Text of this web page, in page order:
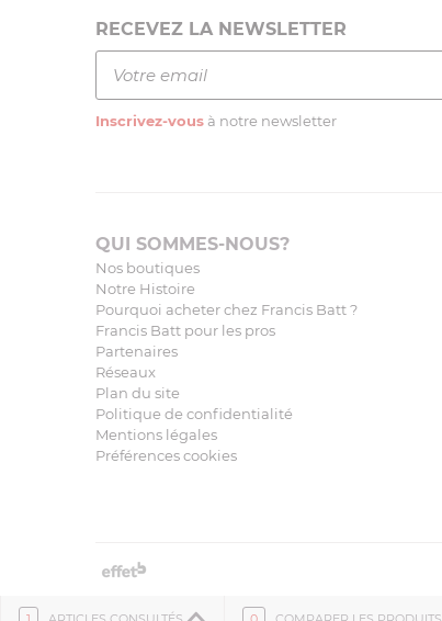
RECEVEZ LA NEWSLETTER
Inscrivez-vous à notre newsletter
QUI SOMMES-NOUS?
Nos boutiques
Notre Histoire
Pourquoi acheter chez Francis Batt ?
Francis Batt pour les pros
Partenaires
Réseaux
Plan du site
Politique de confidentialité
Mentions légales
Préférences cookies